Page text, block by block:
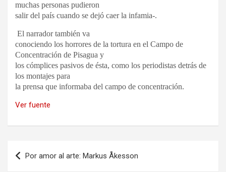
muchas personas pudieron
salir del país cuando se dejó caer la infamia-.
El narrador también va
conociendo los horrores de la tortura en el Campo de
Concentración de Pisagua y
los cómplices pasivos de ésta, como los periodistas detrás de
los montajes para
la prensa que informaba del campo de concentración.
Ver fuente
Navegación
de
Por amor al arte: Markus Åkesson